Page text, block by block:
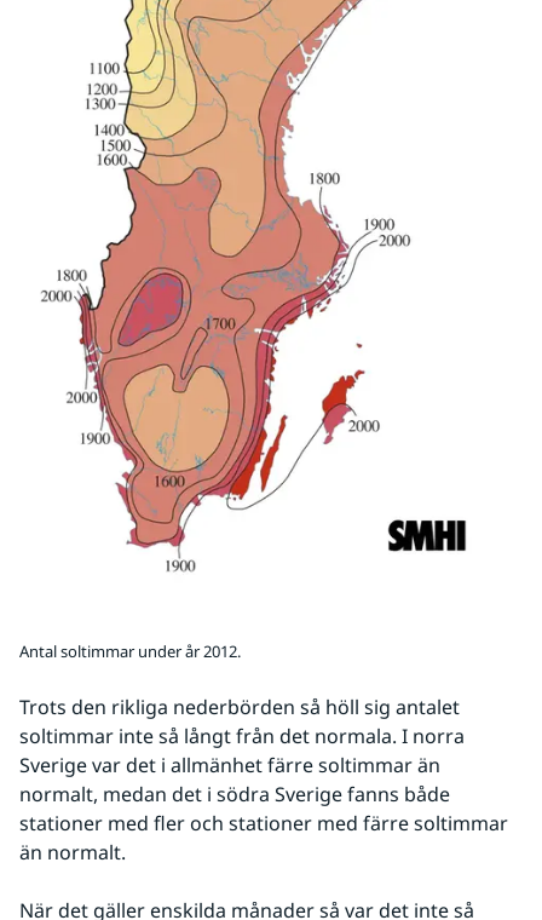
Antal soltimmar under år 2012.
Trots den rikliga nederbörden så höll sig antalet
soltimmar inte så långt från det normala. I norra
Sverige var det i allmänhet färre soltimmar än
normalt, medan det i södra Sverige fanns både
stationer med fler och stationer med färre soltimmar
än normalt.
När det gäller enskilda månader så var det inte så